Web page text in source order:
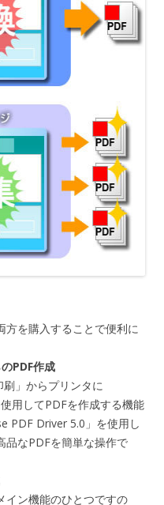
方を購入することで便利に
PDF作成
」からプリンタに
用してPDFを作成する機能
PDF Driver 5.0」を使用し
品なPDFを簡単な操作で
イン機能のひとつですの